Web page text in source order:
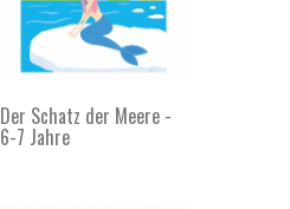
Der Schatz der Meere -
6-7 Jahre